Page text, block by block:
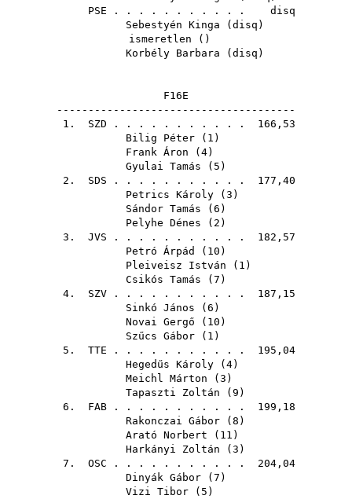
PSE . . . . . . . . . . . disq
Sebestyén Kinga ( disq )
ismeretlen ()
Korbély Barbara ( disq )
F16E
--------------------------------------
1. SZD . . . . . . . . . . . 166,53
Bilig Péter ( 1 )
Frank Áron ( 4)
Gyulai Tamás ( 5 )
2. SDS . . . . . . . . . . . 177,40
Petrics Károly ( 3 )
Sándor Tamás ( 6 )
Pelyhe Dénes ( 2 )
3. JVS . . . . . . . . . . . 182,57
Petró Árpád
( 10 )
Pleiveisz István ( 1 )
Csikós Tamás ( 7 )
4. SZV . . . . . . . . . . . 187,15
Sinkó János ( 6 )
Novai Gergő ( 10 )
Szűcs Gábor ( 1 )
5. TTE . . . . . . . . . . . 195,04
Hegedűs Károly ( 4)
Meichl Márton ( 3 )
Tapaszti Zoltán ( 9 )
6. FAB . . . . . . . . . . . 199,18
Rakonczai Gábor ( 8 )
Arató Norbert ( 11 )
Harkányi Zoltán ( 3 )
7. OSC . . . . . . . . . . . 204,04
Dinyák Gábor ( 7 )
Vizi Tibor ( 5 )